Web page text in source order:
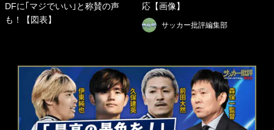
DFに｢マジでいい｣と称賛の声
も！【図表】
応【画像】
サッカー批評編集部